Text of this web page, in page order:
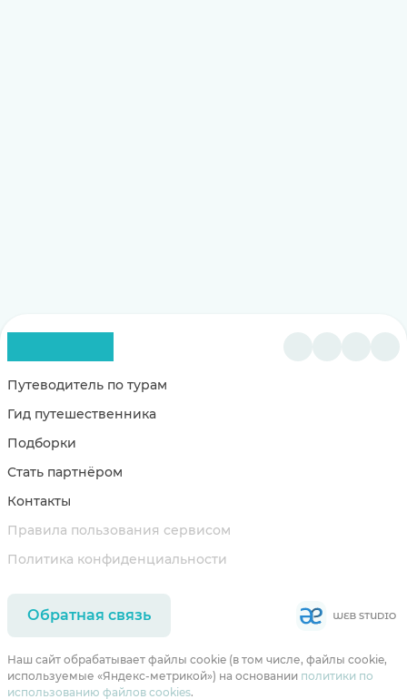
Путеводитель по турам
Гид путешественника
Подборки
Стать партнёром
Контакты
Правила пользования сервисом
Политика конфиденциальности
Обратная связь
Наш сайт обрабатывает файлы cookie (в том числе, файлы cookie,
используемые «Яндекс-метрикой») на основании политики по
использованию файлов cookies.